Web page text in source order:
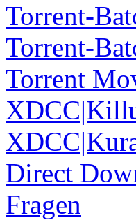
Torrent-
Torrent-
Torrent
XDCC
XDCC
Direct
Fragen